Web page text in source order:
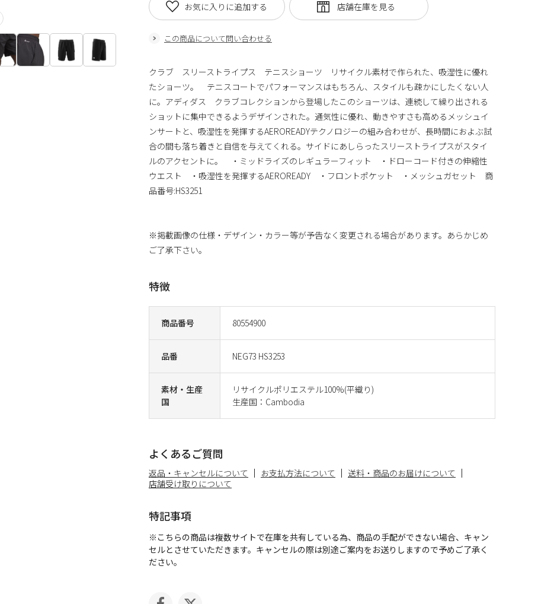
商品番号 80554900
品番 NEG73 HS3253
素材・生産
国
リサイクルポリエステル100%(平織り)
生産国：Cambodia
この商品について問い合わせる
お気に入りに追加する
クラブ スリーストライプス テニスショーツ リサイクル素材で作られた、吸湿性に優れ
たショーツ。 テニスコートでパフォーマンスはもちろん、スタイルも疎かにしたくない人
に。アディダス クラブコレクションから登場したこのショーツは、連続して繰り出される
ショットに集中できるようデザインされた。通気性に優れ、動きやすさも高めるメッシュイ
ンサートと、吸湿性を発揮するAEROREADYテクノロジーの組み合わせが、長時間におよぶ試
合の間も落ち着きと自信を与えてくれる。サイドにあしらったスリーストライプスがスタイ
ルのアクセントに。 ・ミッドライズのレギュラーフィット ・ドローコード付きの伸縮性
ウエスト ・吸湿性を発揮するAEROREADY ・フロントポケット ・メッシュガセット 商
品番号:HS3251
※掲載画像の仕様・デザイン・カラー等が予告なく変更される場合があります。あらかじめ
ご了承下さい。
特徴
よくあるご質問
返品・キャンセルについて お支払方法について
送料・商品のお届けについて
店舗受け取りについて
特記事項
※こちらの商品は複数サイトで在庫を共有している為、商品の手配ができない場合、キャン
セルとさせていただきます。キャンセルの際は別途ご案内をお送りしますので予めご了承く
ださい。